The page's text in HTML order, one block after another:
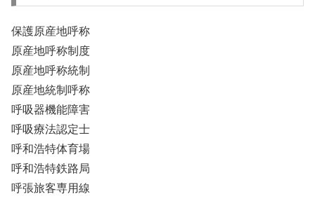
保護原産地呼称
原産地呼称制度
原産地呼称統制
原産地統制呼称
呼吸器機能障害
呼吸療法認定士
呼和浩特体育場
呼和浩特鉄路局
呼張旅客専用線